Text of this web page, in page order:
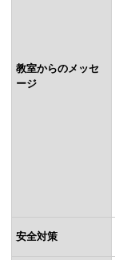
教室からのメッセ
ージ
安全対策